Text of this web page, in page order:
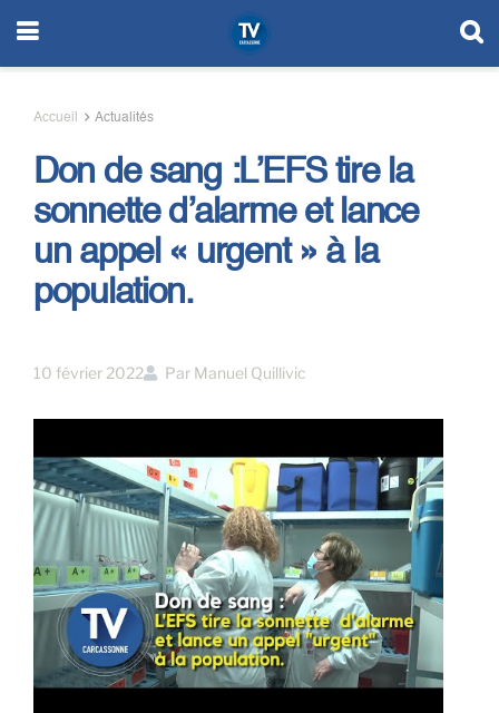
Accueil Actualités
Don de sang :L’EFS tire la
sonnette d’alarme et lance
un appel « urgent » à la
population.
10 février 2022 Par Manuel Quillivic